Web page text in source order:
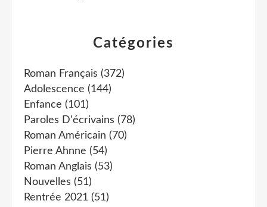
Catégories
Roman Français (372)
Adolescence (144)
Enfance (101)
Paroles D'écrivains (78)
Roman Américain (70)
Pierre Ahnne (54)
Roman Anglais (53)
Nouvelles (51)
Rentrée 2021 (51)